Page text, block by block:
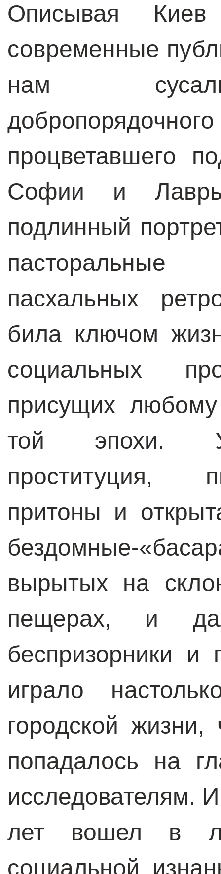
Описывая
современные
нам
процветавшего
Софии и
подлинный
пасхальных
била ключом
социальных
присущих любому
той эпохи.
проституция,
притоны и
бездомные-
вырытых на
пещерах, и
беспризорники и
играло
городской
попадалось на
исследователям.
лет вошел в
социальной